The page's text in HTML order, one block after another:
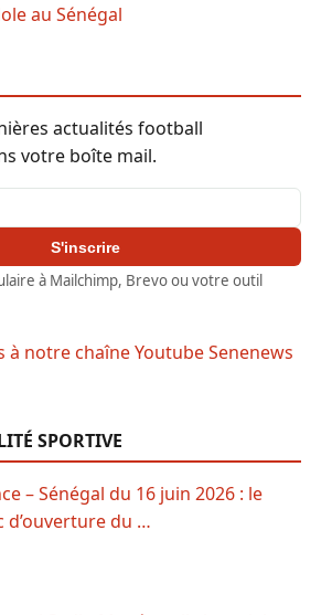
au Sénégal
actualités football
votre boîte mail.
S'inscrire
à Mailchimp, Brevo ou votre outil
SPORTIVE
– Sénégal du 16 juin 2026 : le
d’ouverture du …